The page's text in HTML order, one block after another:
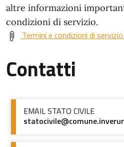
altre informazioni
condizioni di servizio.
Termini e condizioni di
Contatti
EMAIL STATO CIVILE